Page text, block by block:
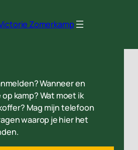
Zomerkamp
Wanneer en
kamp? Wat moet ik
Mag mijn telefoon
waarop je hier het